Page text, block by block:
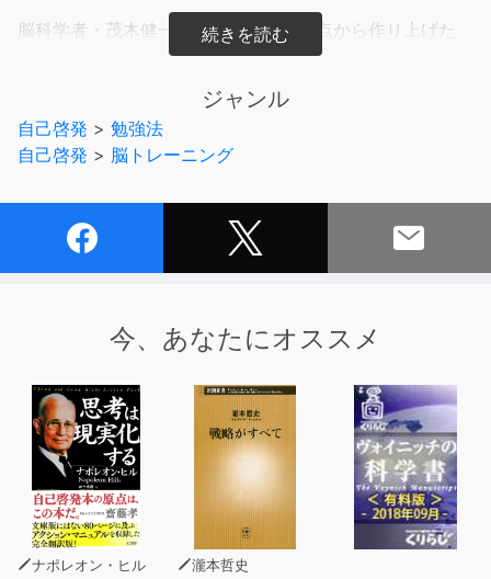
脳科学者・茂木健一郎が、脳科学の観点から作り上げた
「脳を活かす」勉強法を身につければ、
なる喜びを感じることができることでしょう。
勉強が苦手、集中力が続かない、記憶力をもっと高めた
法をお教えする1本です。
しかし、勉強の方法が分かったときから、勉強が楽しくて
その勉強法とは、脳の働きを理解したユニークな勉強法。
本作品では、茂木氏が勉強好きになった具体的な方法が紹
介されています。
勉強で脳を活かすためには、以下の3つのポイントが重要
となります。
ジャンル
自己啓発 > 勉強法
自己啓発 > 脳トレーニング
今、あなたにオススメ
ナポレオン・ヒル 瀧本哲史